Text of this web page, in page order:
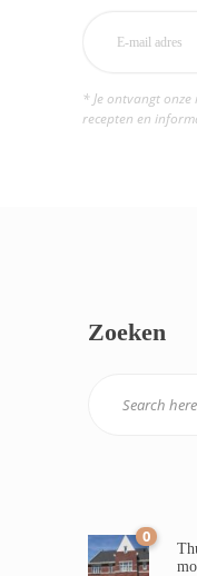
* Je ontvangt
recepten en
Zoeken
0